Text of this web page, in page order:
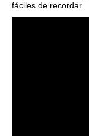
fáciles de recordar.